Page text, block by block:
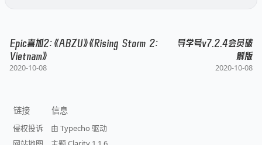
Epic喜加2：《ABZU》《Rising Storm 2:
Vietnam》
2020-10-08
导学号v7.2.4会员破
解版
2020-10-08
链接
侵权投诉
信息
由 Typecho 驱动